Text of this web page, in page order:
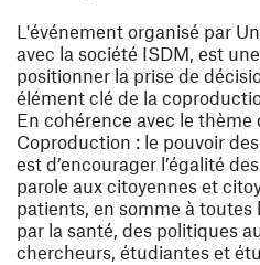
L'événement organisé par
avec la société ISDM, est
positionner la prise de
élément clé de la
En cohérence avec le
Coproduction : le pouvoir
est d’encourager l’égalité
parole aux citoyennes et
patients, en somme à toutes
par la santé, des politiques
chercheurs, étudiantes et